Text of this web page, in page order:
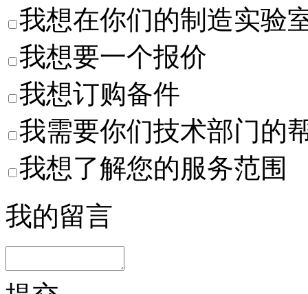
我想在你们的制造实验
我想要一个报价
我想订购备件
我需要你们技术部门的
我想了解您的服务范围
我的留言